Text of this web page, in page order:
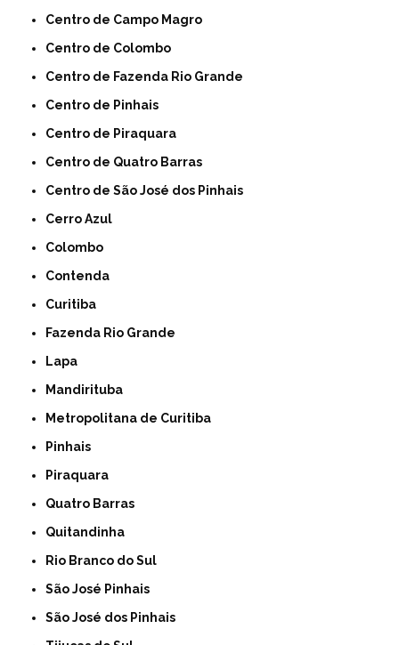
Centro de Campo Magro
Centro de Colombo
Centro de Fazenda Rio Grande
Centro de Pinhais
Centro de Piraquara
Centro de Quatro Barras
Centro de São José dos Pinhais
Cerro Azul
Colombo
Contenda
Curitiba
Fazenda Rio Grande
Lapa
Mandirituba
Metropolitana de Curitiba
Pinhais
Piraquara
Quatro Barras
Quitandinha
Rio Branco do Sul
São José Pinhais
São José dos Pinhais